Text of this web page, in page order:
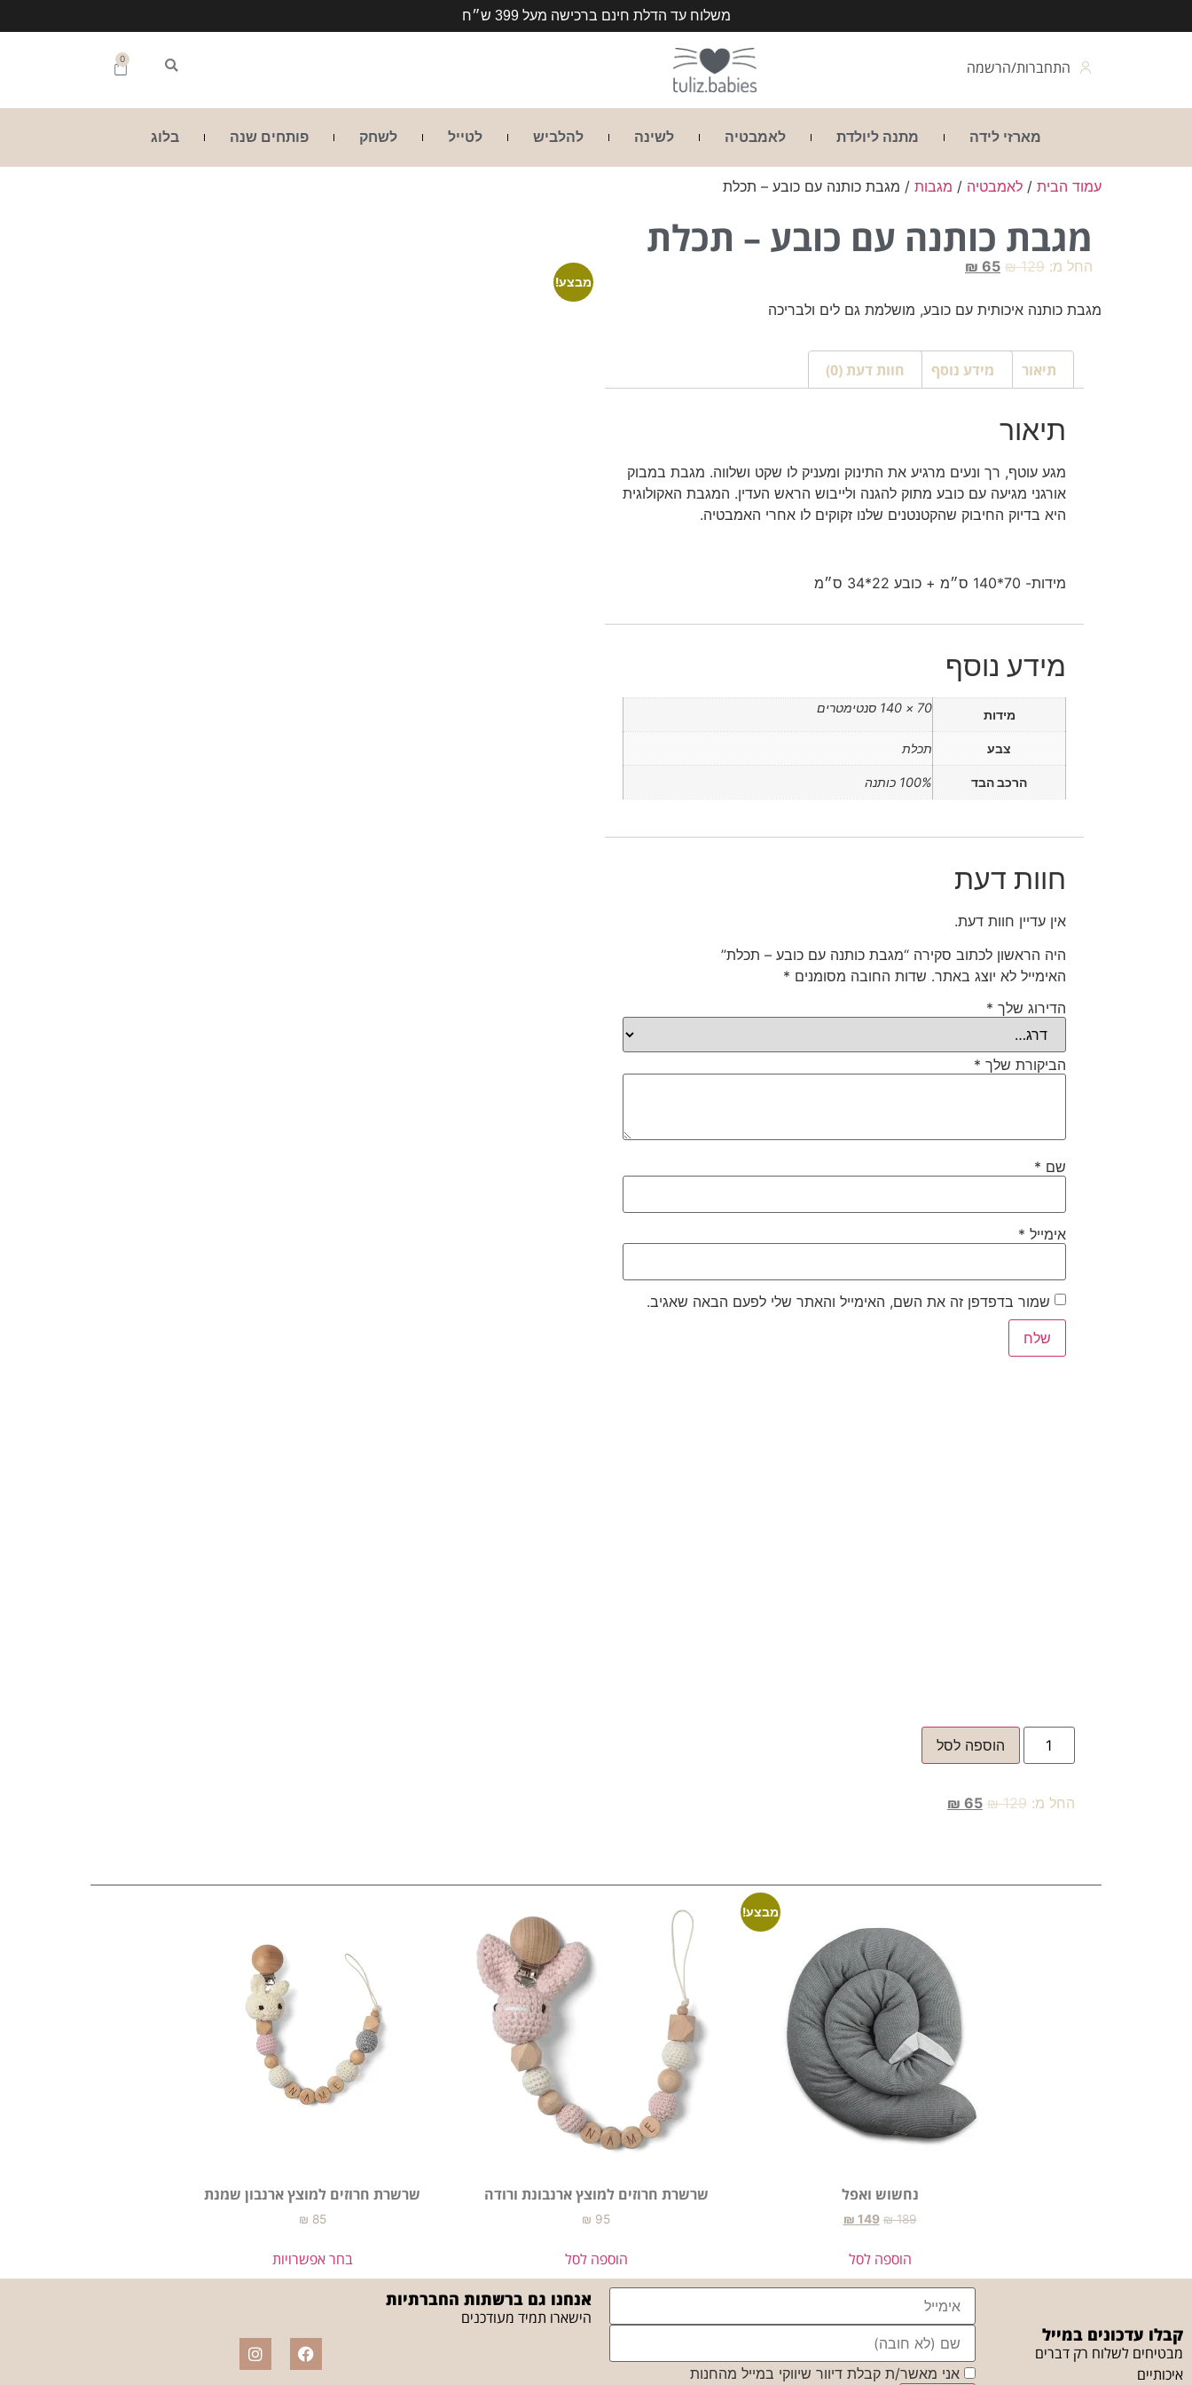
משלוח עד הדלת חינם ברכישה מעל 399 ש״ח
התחברות/הרשמה 0
מארזי לידה מתנה ליולדת לאמבטיה לשינה להלביש לטייל לשחק פותחים שנה בלוג
עמוד הבית / לאמבטיה / מגבות / מגבת כותנה עם כובע – תכלת
מגבת כותנה עם כובע – תכלת
החל מ: ₪129
₪ 65
מגבת כותנה איכותית עם כובע, מושלמת גם לים ולבריכה
מבצע!
תיאור מידע נוסף חוות דעת (0)
תיאור
מגע עוטף, רך ונעים מרגיע את התינוק ומעניק לו שקט ושלווה. מגבת במבוק
אורגני מגיעה עם כובע מתוק להגנה ולייבוש הראש העדין. המגבת האקולוגית
היא בדיוק החיבוק שהקטנטנים שלנו זקוקים לו אחרי האמבטיה.
מידות- 70*140 ס״מ + כובע 22*34 ס״מ
מידע נוסף
מידות 70 × 140 סנטימטרים
צבע תכלת
הרכב הבד 100% כותנה
חוות דעת
אין עדיין חוות דעת.
היה הראשון לכתוב סקירה “מגבת כותנה עם כובע – תכלת”
האימייל לא יוצג באתר. שדות החובה מסומנים *
הדירוג שלך *
הביקורת שלך *
שם *
אימייל *
שמור בדפדפן זה את השם, האימייל והאתר שלי לפעם הבאה שאגיב.
הוספה לסל
החל מ: ₪129
₪ 65
מבצע!
נחשוש ואפל
₪189
₪ 149
הוספה לסל
שרשרת חרוזים למוצץ ארנבונת ורודה
₪ 95
הוספה לסל
שרשרת חרוזים למוצץ ארנבון שמנת
₪ 85
בחר אפשרויות
קבלו עדכונים במייל
מבטיחים לשלוח רק דברים
איכותיים
אני מאשר/ת קבלת דיוור שיווקי במייל מהחנות
אנחנו גם ברשתות החברתיות
הישארו תמיד מעודכנים